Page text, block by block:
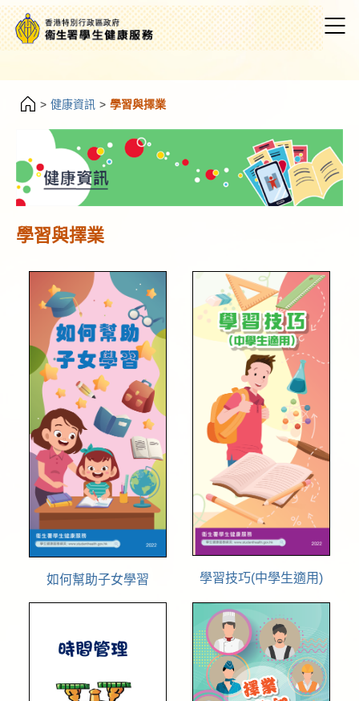
> 健康資訊 > 學習與擇業
學習與擇業
如何幫助子女學習 學習技巧(中學生適用)